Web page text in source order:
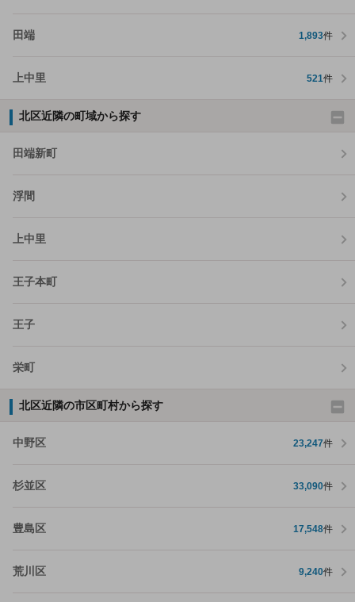
田端 1,893件
上中里 521件
北区近隣の町域から探す
田端新町
浮間
上中里
王子本町
王子
栄町
北区近隣の市区町村から探す
中野区 23,247件
杉並区 33,090件
豊島区 17,548件
荒川区 9,240件